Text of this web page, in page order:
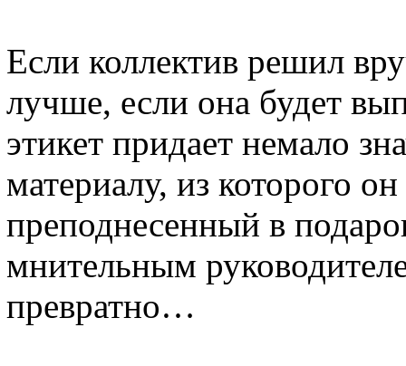
Если коллектив решил
лучше, если она будет
этикет придает немало
материалу, из которого
преподнесенный в
мнительным
превратно…